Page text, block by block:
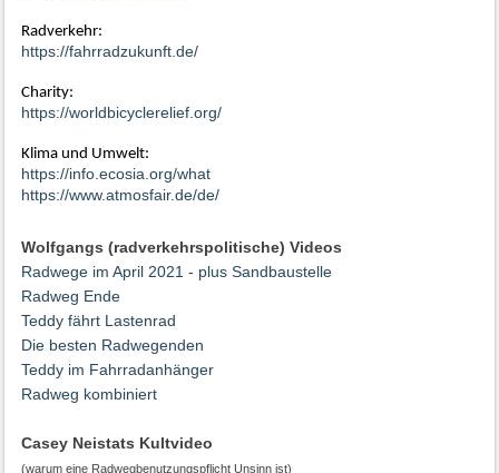
Radverkehr:
https://fahrradzukunft.de/
Charity:
https://worldbicyclerelief.org/
Klima und Umwelt:
https://info.ecosia.org/what
https://www.atmosfair.de/de/
Wolfgangs (radverkehrspolitische) Videos
Radwege im April 2021 - plus Sandbaustelle
Radweg Ende
Teddy fährt Lastenrad
Die besten Radwegenden
Teddy im Fahrradanhänger
Radweg kombiniert
Casey Neistats Kultvideo
(warum eine Radwegbenutzungspflicht Unsinn ist)